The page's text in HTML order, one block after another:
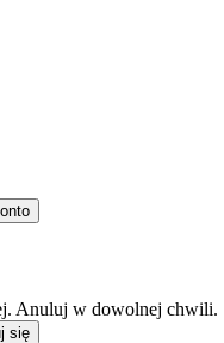
Anuluj w dowolnej chwili.
się